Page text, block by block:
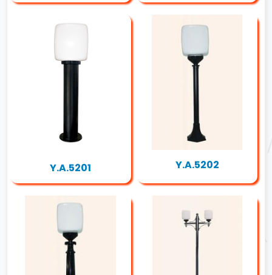
Y.A.5201 Y.A.5202